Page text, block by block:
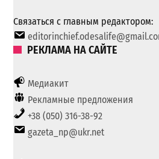
Связаться с главным редактором:
РЕКЛАМА НА САЙТЕ
Медиакит
Рекламные предложения
+38 (050) 316-38-92
gazeta_np@ukr.net